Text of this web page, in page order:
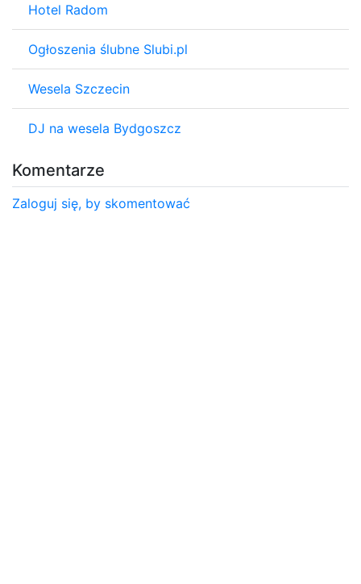
Hotel Radom
Ogłoszenia ślubne Slubi.pl
Wesela Szczecin
DJ na wesela Bydgoszcz
Komentarze
Zaloguj się, by skomentować